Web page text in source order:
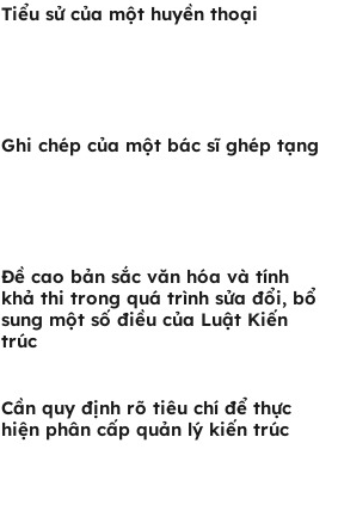
Tiểu sử của một huyền thoại
Ghi chép của một bác sĩ ghép tạng
Đề cao bản sắc văn hóa và tính
khả thi trong quá trình sửa đổi, bổ
sung một số điều của Luật Kiến
trúc
Cần quy định rõ tiêu chí để thực
hiện phân cấp quản lý kiến trúc